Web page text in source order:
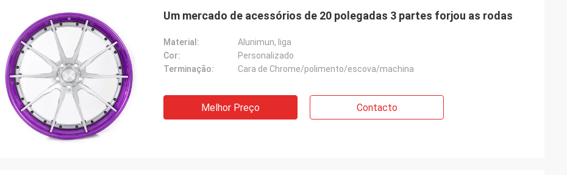
Um mercado de acessórios de 20 polegadas 3 partes forjou as rodas
Material:
Alunimun, liga
Cor:
Personalizado
Terminação:
Cara de Chrome/polimento/escova/machina
Melhor Preço Contacto